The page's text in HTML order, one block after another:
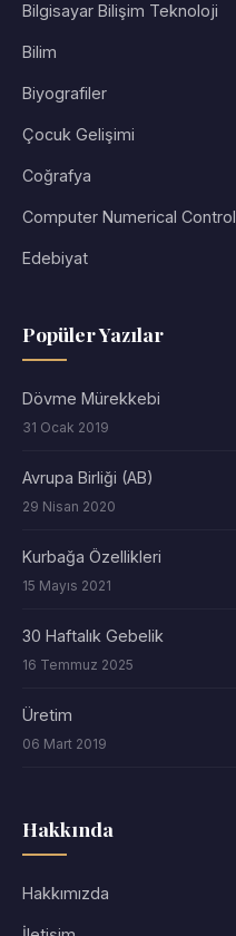
Bilgisayar Bilişim Teknoloji
Bilim
Biyografiler
Çocuk Gelişimi
Coğrafya
Computer Numerical Control
Edebiyat
Popüler Yazılar
Dövme Mürekkebi
31 Ocak 2019
Avrupa Birliği (AB)
29 Nisan 2020
Kurbağa Özellikleri
15 Mayıs 2021
30 Haftalık Gebelik
16 Temmuz 2025
Üretim
06 Mart 2019
Hakkında
Hakkımızda